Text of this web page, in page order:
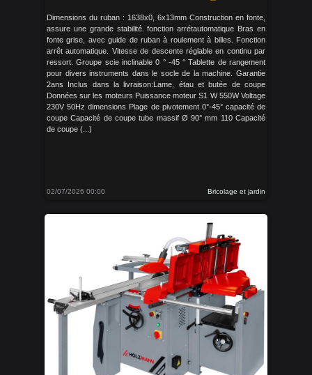
Dimensions du ruban : 1638x0, 6x13mm Construction en fonte,
assure une grande stabilité. fonction arrétautomatique Bras en
fonte grise, avec guide de ruban à roulement à billes. Fonction
arrêt automatique. Vitesse de descente réglable en continu par
ressort. Groupe scie inclinable 0 ° -45 ° Tablette de rangement
pour divers instruments dans le socle de la machine. Garantie
2ans Inclus dans la livraison:Lame, étau et butée de coupe
Données sur les moteurs Puissance moteur S1 W 550W Voltage
230V 50Hz dimensions Plage de pivotement 0°-45° capacité de
coupe Capacité de coupe tube massif Ø 90° mm 110 Capacité
de coupe (...)
02/07/2026 00:00 Bricolage et jardin